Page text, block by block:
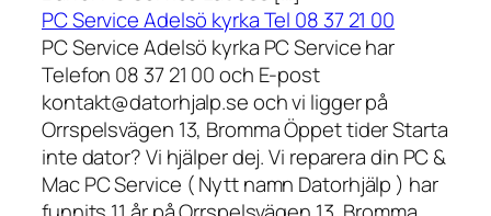
PC Service Adelsö kyrka Tel 08 37 21 00
PC Service Adelsö kyrka PC Service har
Telefon 08 37 21 00 och E-post
kontakt@datorhjalp.se och vi ligger på
Orrspelsvägen 13, Bromma Öppet tider Starta
inte dator? Vi hjälper dej. Vi reparera din PC &
Mac PC Service ( Nytt namn Datorhjälp ) har